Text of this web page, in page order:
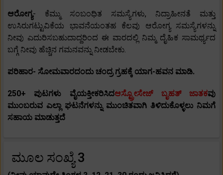
ಆರೋಗ್ಯ- ಕೆಮ್ಮು ಸಂಬಂಧಿತ ಸಮಸ್ಯೆಗಳು, ನಿದ್ರಾಹೀನತೆ ಮತ್ತು
ಉಸಿರುಗಟ್ಟುವಿಕೆಯ ಭಾವನೆಯಂತಹ ಕೆಲವು ಆರೋಗ್ಯ ಸಮಸ್ಯೆಗಳನ್ನು
ನೀವು ಎದುರಿಸಬಹುದಾದ್ದರಿಂದ ಈ ವಾರದಲ್ಲಿ ನಿಮ್ಮ ದೈಹಿಕ ಸಾಮರ್ಥ್ಯದ
ಬಗ್ಗೆ ನೀವು ಹೆಚ್ಚಿನ ಗಮನವನ್ನು ನೀಡಬೇಕು.
ಪರಿಹಾರ- ಸೋಮವಾರದಂದು ಚಂದ್ರ ಗ್ರಹಕ್ಕೆ ಯಾಗ-ಹವನ ಮಾಡಿ.
250+ ಪುಟಗಳು ವೈಯಕ್ತೀಕರಿಸಿದಆಸ್ಟ್ರೋಸೇಜ್ ಬೃಹತ್ ಜಾತಕವು
ಮುಂಬರುವ ಎಲ್ಲಾ ಘಟನೆಗಳನ್ನು ಮುಂಚಿತವಾಗಿ ತಿಳಿದುಕೊಳ್ಳಲು ನಿಮಗೆ
ಸಹಾಯ ಮಾಡುತ್ತದೆ
ಮೂಲ ಸಂಖ್ಯೆ 3